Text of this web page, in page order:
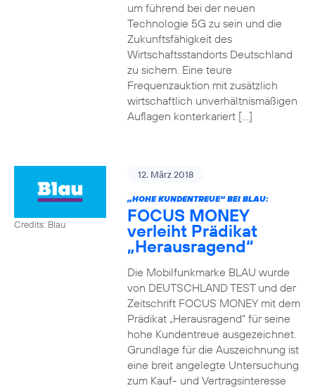
um führend bei der neuen
Technologie 5G zu sein und die
Zukunftsfähigkeit des
Wirtschaftsstandorts Deutschland
zu sichern. Eine teure
Frequenzauktion mit zusätzlich
wirtschaftlich unverhältnismäßigen
Auflagen konterkariert […]
Credits: Blau
12. März 2018
„HOHE KUNDENTREUE“ BEI BLAU:
FOCUS MONEY
verleiht Prädikat
„Herausragend“
Die Mobilfunkmarke BLAU wurde
von DEUTSCHLAND TEST und der
Zeitschrift FOCUS MONEY mit dem
Prädikat „Herausragend“ für seine
hohe Kundentreue ausgezeichnet.
Grundlage für die Auszeichnung ist
eine breit angelegte Untersuchung
zum Kauf- und Vertragsinteresse